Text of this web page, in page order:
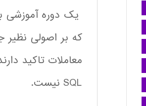
یک دوره آموزشی
که بر اصولی
معاملات تاکید
SQL نیست.